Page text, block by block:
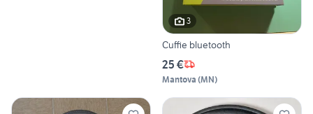
3
Cuffie bluetooth
25 €
Mantova (MN)